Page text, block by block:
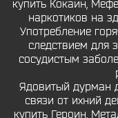
купить Кокаин,
наркотиков на
Употребление
следствием для
сосудистым
Ядовитый дурман
связи от ихний
купить Героин,